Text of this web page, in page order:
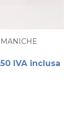
IVA inclusa